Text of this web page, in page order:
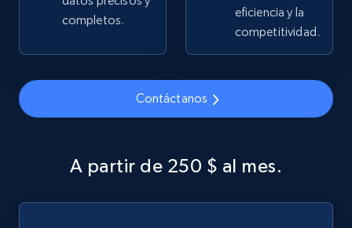
2.5K+ Comenzar ahora
Google Shopping
2.4K+ 202+ Comenzar ahora
completos.
eficiencia y la
competitividad.
Contáctanos
A partir de 250 $ al mes.